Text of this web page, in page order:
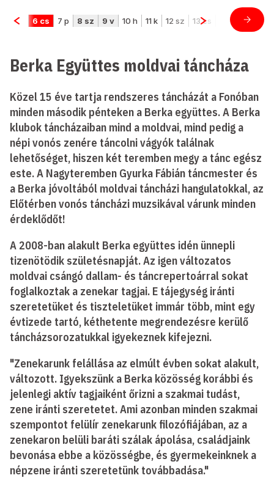
Berka Együttes moldvai táncháza
Közel 15 éve tartja rendszeres táncházát a Fonóban
minden második pénteken a Berka együttes. A Berka
klubok táncházaiban mind a moldvai, mind pedig a
népi vonós zenére táncolni vágyók találnak
lehetőséget, hiszen két teremben megy a tánc egész
este. A Nagyteremben Gyurka Fábián táncmester és
a Berka jóvoltából moldvai táncházi hangulatokkal, az
Előtérben vonós táncházi muzsikával várunk minden
érdeklődőt!
A 2008-ban alakult Berka együttes idén ünnepli
tizenötödik születésnapját. Az igen változatos
moldvai csángó dallam- és táncrepertoárral sokat
foglalkoztak a zenekar tagjai. E tájegység iránti
szeretetüket és tiszteletüket immár több, mint egy
évtizede tartó, kéthetente megrendezésre kerülő
táncházsorozatukkal igyekeznek kifejezni.
"Zenekarunk felállása az elmúlt évben sokat alakult,
változott. Igyekszünk a Berka közösség korábbi és
jelenlegi aktív tagjaiként őrizni a szakmai tudást,
zene iránti szeretetet. Ami azonban minden szakmai
szempontot felülír zenekarunk filozófiájában, az a
zenekaron belüli baráti szálak ápolása, családjaink
bevonása ebbe a közösségbe, és gyermekeinknek a
népzene iránti szeretetünk továbbadása."